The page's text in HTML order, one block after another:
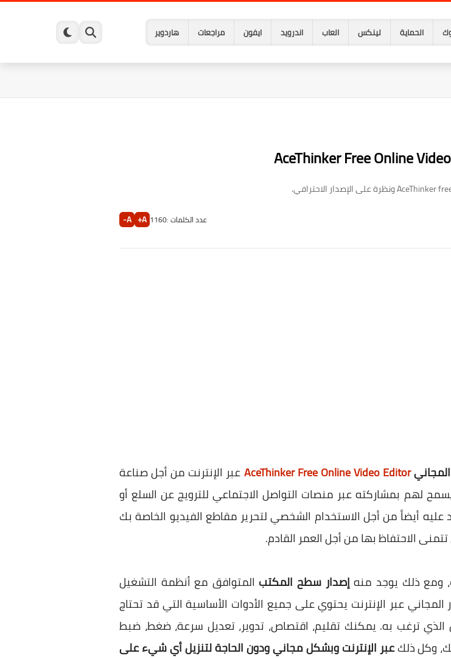
الحماية لينكس العاب اندرويد ايفون مراجعات هاردوير
عدد الكلمات :1160
A+
A-
AceThinker Free Online Video Editorعبر الإنترنت من أجل صناعة
لهم بمشاركته عبر منصات التواصل الاجتماعي للترويج عن السلع أو
عليه أيضاً من أجل الاستخدام الشخصي لتحرير مقاطع الفيديو الخاصة بك
الاحتفاظ بها من أجل العمر القادم.
، ومع ذلك يوجد منهإصدار سطح المكتب المتوافق مع أنظمة التشغيل
عبر الإنترنت يحتوي على جميع الأدوات الأساسية التي قد تحتاج
ترغب به. يمكنك تقليم، اقتصاص، تدوير، تعديل سرعة، ضغط، ضبط
وكل ذلكعبر الإنترنت وبشكل مجاني ودون الحاجة لتنزيل أي شيء على